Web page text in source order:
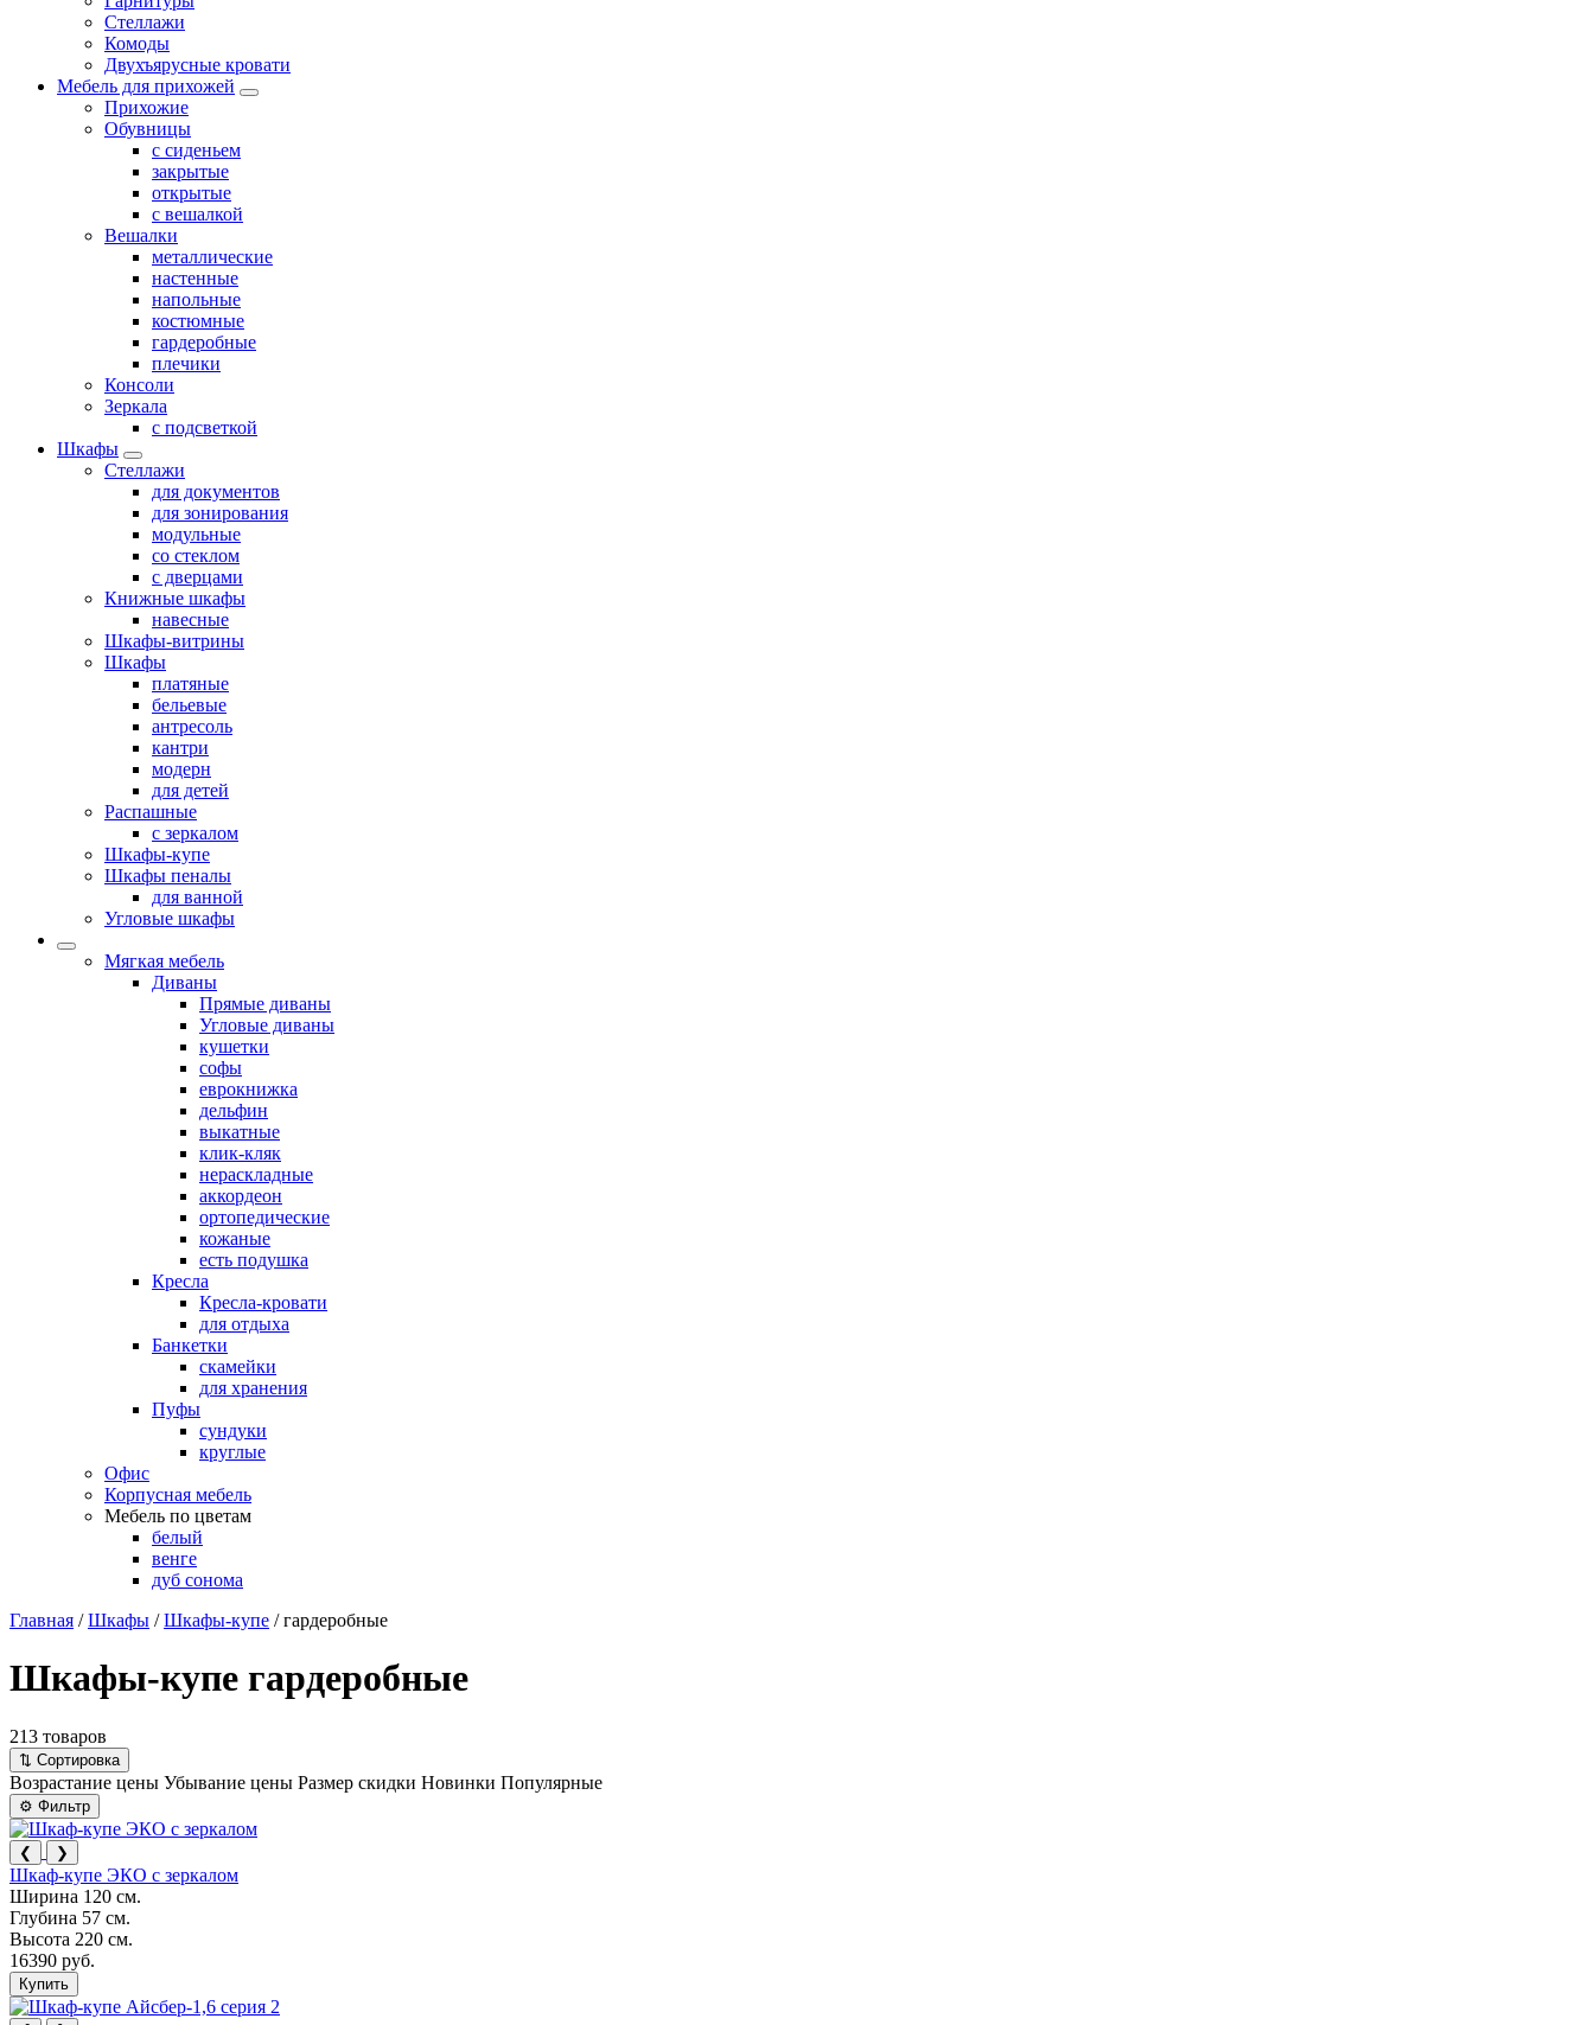
Стеллажи
Комоды
Двухъярусные кровати
Мебель для прихожей
Прихожие
Обувницы
с сиденьем
закрытые
открытые
с вешалкой
Вешалки
металлические
настенные
напольные
костюмные
гардеробные
плечики
Консоли
Зеркала
с подсветкой
Шкафы
Стеллажи
для документов
для зонирования
модульные
со стеклом
с дверцами
Книжные шкафы
навесные
Шкафы-витрины
Шкафы
платяные
бельевые
антресоль
кантри
модерн
для детей
Распашные
с зеркалом
Шкафы-купе
Шкафы пеналы
для ванной
Угловые шкафы
Мягкая мебель
Диваны
Прямые диваны
Угловые диваны
кушетки
софы
еврокнижка
дельфин
выкатные
клик-кляк
нераскладные
аккордеон
ортопедические
кожаные
есть подушка
Кресла
Кресла-кровати
для отдыха
Банкетки
скамейки
для хранения
Пуфы
сундуки
круглые
Офис
Корпусная мебель
Мебель по цветам
белый
венге
дуб сонома
Главная / Шкафы / Шкафы-купе /гардеробные
Шкафы-купе гардеробные
213 товаров
⇅ Сортировка
Возрастание цены Убывание цены Размер скидки Новинки Популярные
⚙ Фильтр
❮ ❯
Шкаф-купе ЭКО с зеркалом
Ширина 120 см.
Глубина 57 см.
Высота 220 см.
16390 руб.
Купить